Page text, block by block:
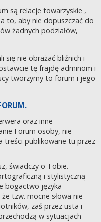
są relacje towarzyskie ,
to, aby nie dopuszczać do
żadnych podziałów,
się nie obrażać bliźnich i
tę frajdę adminom i
tworzymy to forum i jego
oraz inne
Forum osoby, nie
treści publikowane tu przez
świadczy o Tobie.
i stylistyczną
bogactwo języka
tzw. mocne słowa nie
zaś przez usta i
w sytuacjach